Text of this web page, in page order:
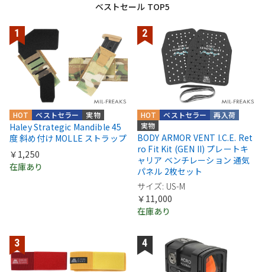
ベストセール TOP5
実物
ベストセラー
HOT
Haley Strategic Mandible 45
度 斜め付け MOLLE ストラップ
￥1,250
在庫あり
実物
再入荷
ベストセラー
HOT
BODY ARMOR VENT I.C.E. Ret
ro Fit Kit (GEN II) プレートキ
ャリア ベンチレーション 通気
パネル 2枚セット
サイズ: US-M
￥11,000
在庫あり